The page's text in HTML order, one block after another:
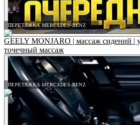
ПЕРЕТЯЖКА MERCEDES-BENZ
ПЕРЕТЯЖКА MERCEDES-BENZ
GEELY MONJARO | массаж сидений |
точечный массаж